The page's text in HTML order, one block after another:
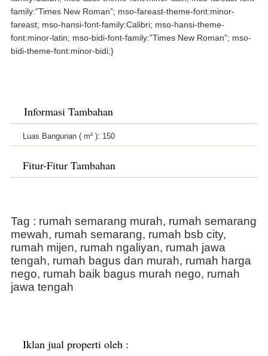
family:”Times New Roman”; mso-fareast-theme-font:minor-
fareast; mso-hansi-font-family:Calibri; mso-hansi-theme-
font:minor-latin; mso-bidi-font-family:”Times New Roman”; mso-
bidi-theme-font:minor-bidi;}
Informasi Tambahan
Luas Bangunan ( m² ): 150
Fitur-Fitur Tambahan
Tag : rumah semarang murah, rumah semarang
mewah, rumah semarang, rumah bsb city,
rumah mijen, rumah ngaliyan, rumah jawa
tengah, rumah bagus dan murah, rumah harga
nego, rumah baik bagus murah nego, rumah
jawa tengah
Iklan jual properti oleh :